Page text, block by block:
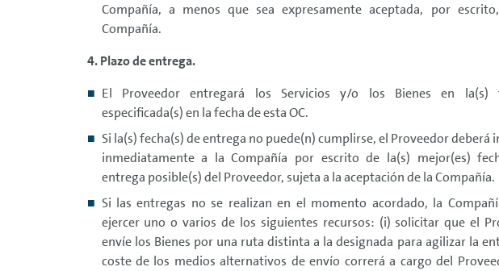
Compañía, a menos que sea expresamente aceptada, por
Compañía.
4. Plazo de entrega.
El Proveedor entregará los Servicios y/o los Bienes en la(s)
especificada(s) en la fecha de esta OC.
Si la(s) fecha(s) de entrega no puede(n) cumplirse, el Proveedor deberá
inmediatamente a la Compañía por escrito de la(s) mejor(es)
entrega posible(s) del Proveedor, sujeta a la aceptación de la Compañía.
Si las entregas no se realizan en el momento acordado, la
ejercer uno o varios de los siguientes recursos: (i) solicitar que el
envíe los Bienes por una ruta distinta a la designada para agilizar la
coste de los medios alternativos de envío correrá a cargo del